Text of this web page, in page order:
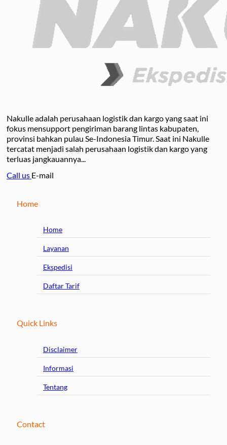
Nakulle adalah perusahaan logistik dan kargo yang saat ini
fokus mensupport pengiriman barang lintas kabupaten,
provinsi bahkan pulau Se-Indonesia Timur. Saat ini Nakulle
tercatat menjadi salah perusahaan logistik dan kargo yang
terluas jangkauannya...
Call us E-mail
Home
Home
Layanan
Ekspedisi
Daftar Tarif
Quick Links
Disclaimer
Informasi
Tentang
Contact